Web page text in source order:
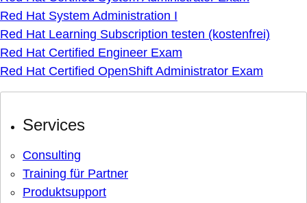
Red Hat System Administration I
Red Hat Learning Subscription testen (kostenfrei)
Red Hat Certified Engineer Exam
Red Hat Certified OpenShift Administrator Exam
Services
Consulting
Training für Partner
Produktsupport